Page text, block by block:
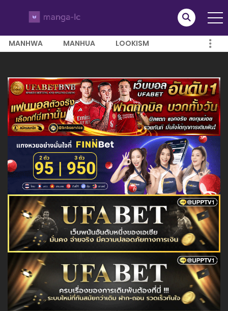
MANHWA MANHUA LOOKISM